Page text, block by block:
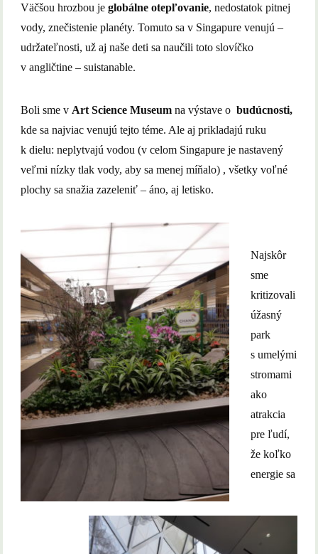
Väčšou hrozbou jeglobálne otepľovanie, nedostatok pitnej
vody, znečistenie planéty. Tomuto sa v Singapure venujú –
udržateľnosti, už aj naše deti sa naučili toto slovíčko
v angličtine – suistanable.
Boli sme v Art Science Museum na výstave o budúcnosti,
kde sa najviac venujú tejto téme. Ale aj prikladajú ruku
k dielu: neplytvajú vodou (v celom Singapure je nastavený
veľmi nízky tlak vody, aby sa menej míňalo) , všetky voľné
plochy sa snažia zazeleniť – áno, aj letisko.
Najskôr
sme
kritizovali
úžasný
park
s umelými
stromami
ako
atrakcia
pre ľudí,
že koľko
energie sa